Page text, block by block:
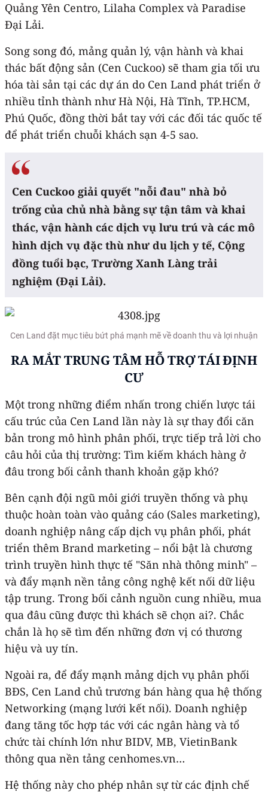
Quảng Yên Centro, Lilaha Complex và Paradise
Đại Lải.
Song song đó, mảng quản lý, vận hành và khai
thác bất động sản (Cen Cuckoo) sẽ tham gia tối ưu
hóa tài sản tại các dự án do Cen Land phát triển ở
nhiều tỉnh thành như Hà Nội, Hà Tĩnh, TP.HCM,
Phú Quốc, đồng thời bắt tay với các đối tác quốc tế
để phát triển chuỗi khách sạn 4-5 sao.
Cen Cuckoo giải quyết "nỗi đau" nhà bỏ
trống của chủ nhà bằng sự tận tâm và khai
thác, vận hành các dịch vụ lưu trú và các mô
hình dịch vụ đặc thù như du lịch y tế, Cộng
đồng tuổi bạc, Trường Xanh Làng trải
nghiệm (Đại Lải).
Cen Land đặt mục tiêu bứt phá mạnh mẽ về doanh thu và lợi nhuận
RA MẮT TRUNG TÂM HỖ TRỢ TÁI ĐỊNH
CƯ
Một trong những điểm nhấn trong chiến lược tái
cấu trúc của Cen Land lần này là sự thay đổi căn
bản trong mô hình phân phối, trực tiếp trả lời cho
câu hỏi của thị trường: Tìm kiếm khách hàng ở
đâu trong bối cảnh thanh khoản gặp khó?
Bên cạnh đội ngũ môi giới truyền thống và phụ
thuộc hoàn toàn vào quảng cáo (Sales marketing),
doanh nghiệp nâng cấp dịch vụ phân phối, phát
triển thêm Brand marketing – nổi bật là chương
trình truyền hình thực tế "Săn nhà thông minh" –
và đẩy mạnh nền tảng công nghệ kết nối dữ liệu
tập trung. Trong bối cảnh nguồn cung nhiều, mua
qua đâu cũng được thì khách sẽ chọn ai?. Chắc
chắn là họ sẽ tìm đến những đơn vị có thương
hiệu và uy tín.
Ngoài ra, để đẩy mạnh mảng dịch vụ phân phối
BĐS, Cen Land chủ trương bán hàng qua hệ thống
Networking (mạng lưới kết nối). Doanh nghiệp
đang tăng tốc hợp tác với các ngân hàng và tổ
chức tài chính lớn như BIDV, MB, VietinBank
thông qua nền tảng cenhomes.vn…
Hệ thống này cho phép nhân sự từ các định chế